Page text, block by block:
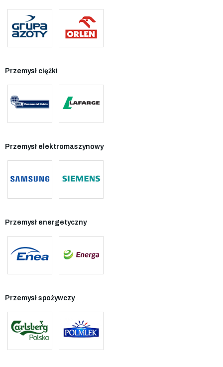
Przemysł ciężki
Przemysł elektromaszynowy
Przemysł energetyczny
Przemysł spożywczy